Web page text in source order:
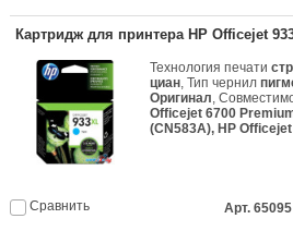
Картридж для принтера HP Officejet
Технология печати
циан, Тип чернил
Оригинал,
Officejet 6700
(CN583A), HP
Сравнить Арт. 65095